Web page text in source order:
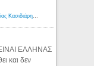
Αμερικανοί ρατσιστές αναρωτιούνται αν ο Ηλίας Κασιδιάρης ανήκει στη λευκή φυλή... - Λόγιος Ερμής
ΕΛΛΗΝΑΣ
και δεν